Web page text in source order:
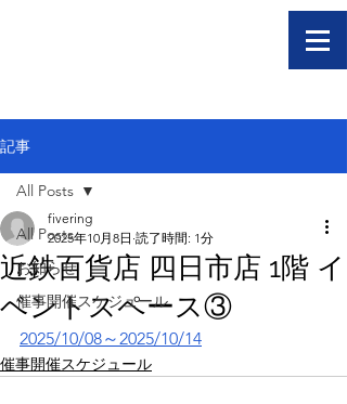
記事
All Posts
お知らせ
催事開催スケジュール
All Posts
近鉄百貨店 四日市店 1階 イ
ベントスペース③
fivering
2025年10月8日 読了時間: 1分
2025/10/08～2025/10/14
催事開催スケジュール